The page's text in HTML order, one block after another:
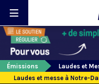
Émissions
Laudes et
Laudes et messe à Notre-